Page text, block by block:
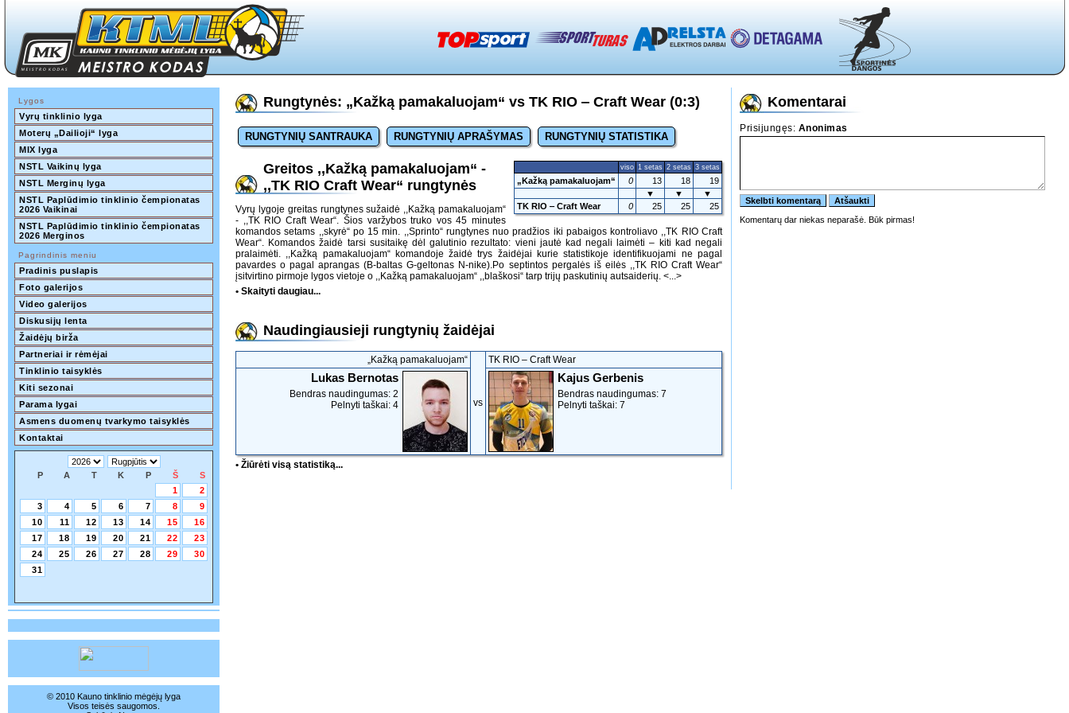
Lygos
Vyrų tinklinio lyga
Moterų „Dailioji“ lyga
MIX lyga
NSTL Vaikinų lyga
NSTL Merginų lyga
NSTL Paplūdimio tinklinio čempionatas
2026 Vaikinai
NSTL Paplūdimio tinklinio čempionatas
2026 Merginos
Pagrindinis meniu
Pradinis puslapis
Foto galerijos
Video galerijos
Diskusijų lenta
Žaidėjų birža
Partneriai ir rėmėjai
Tinklinio taisyklės
Kiti sezonai
Parama lygai
Asmens duomenų tvarkymo taisyklės
Kontaktai
P A T K P Š
S
1
2
3
4 5 6 7 8
9
10
11 12 13 14 15
16
17
18 19 20 21 22
23
24
25 26 27 28 29
30
31
© 2010 Kauno tinklinio mėgėjų lyga
Visos teisės saugomos.
Rungtynės: „Kažką pamakaluojam“ vs TK RIO ‒ Craft Wear (0:3)
RUNGTYNIŲ SANTRAUKA RUNGTYNIŲ APRAŠYMAS RUNGTYNIŲ STATISTIKA
viso 1 setas 2 setas 3 setas
„Kažką pamakaluojam“ 0 13 18
19
▼
▼
▼
TK RIO ‒ Craft Wear
0 25 25 25
Greitos ,,Kažką pamakaluojam“ -
,,TK RIO Craft Wear“ rungtynės
Vyrų lygoje greitas rungtynes sužaidė ,,Kažką pamakaluojam“
- ,,TK RIO Craft Wear“. Šios varžybos truko vos 45 minutes
komandos setams ,,skyrė“ po 15 min. ,,Sprinto“ rungtynes nuo pradžios iki pabaigos kontroliavo ,,TK RIO Craft
Wear“. Komandos žaidė tarsi susitaikę dėl galutinio rezultato: vieni jautė kad negali laimėti – kiti kad negali
pralaimėti. ,,Kažką pamakaluojam“ komandoje žaidė trys žaidėjai kurie statistikoje identifikuojami ne pagal
pavardes o pagal aprangas (B-baltas G-geltonas N-nike).Po septintos pergalės iš eilės ,,TK RIO Craft Wear“
įsitvirtino pirmoje lygos vietoje o ,,Kažką pamakaluojam“ ,,blaškosi“ tarp trijų paskutinių autsaiderių. <...>
• Skaityti daugiau...
Naudingiausieji rungtynių žaidėjai
„Kažką pamakaluojam“
vs
TK RIO ‒ Craft Wear
Lukas Bernotas
Bendras naudingumas: 2
Pelnyti taškai: 4
Kajus Gerbenis
Bendras naudingumas: 7
Pelnyti taškai: 7
• Žiūrėti visą statistiką...
Komentarai